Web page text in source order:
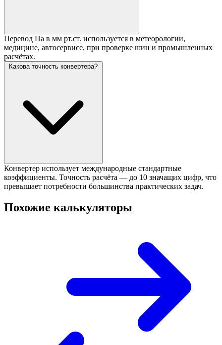
Перевод Па в мм рт.ст. используется в метеорологии,
медицине, автосервисе, при проверке шин и промышленных
расчётах.
Какова точность конвертера?
Конвертер использует международные стандартные
коэффициенты. Точность расчёта — до 10 значащих цифр, что
превышает потребности большинства практических задач.
Похожие калькуляторы